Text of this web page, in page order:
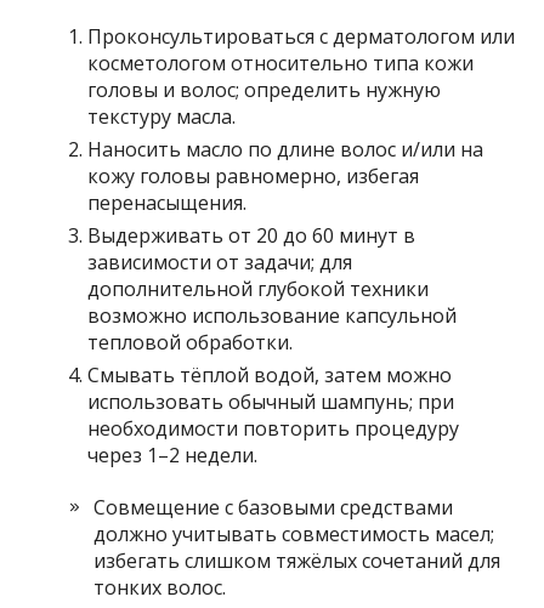
Проконсультироваться с дерматологом или
косметологом относительно типа кожи
головы и волос; определить нужную
текстуру масла.
Наносить масло по длине волос и/или на
кожу головы равномерно, избегая
перенасыщения.
Выдерживать от 20 до 60 минут в
зависимости от задачи; для
дополнительной глубокой техники
возможно использование капсульной
тепловой обработки.
Смывать тёплой водой, затем можно
использовать обычный шампунь; при
необходимости повторить процедуру
через 1–2 недели.
Совмещение с базовыми средствами
должно учитывать совместимость масел;
избегать слишком тяжёлых сочетаний для
тонких волос.